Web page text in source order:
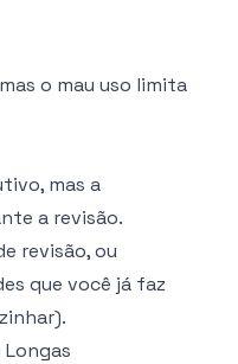
o mau uso limita
mas a
a revisão.
revisão, ou
que você já faz
Longas